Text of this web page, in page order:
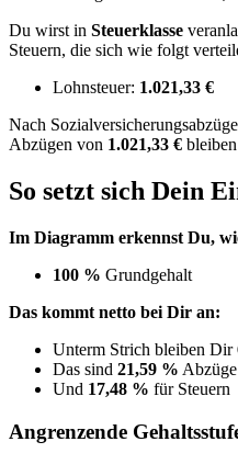
Du wirst in Steuerklasse
Steuern, die sich wie folgt
Lohnsteuer: 1.021,33 €
Nach
Abzügen von 1.021,33 €
So setzt sich Dein
Im Diagramm erkennst Du,
100 % Grundgehalt
Das kommt netto bei Dir an:
Unterm Strich bleiben Dir
Das sind 21,59 %
Und 17,48 % für Steuern
Angrenzende